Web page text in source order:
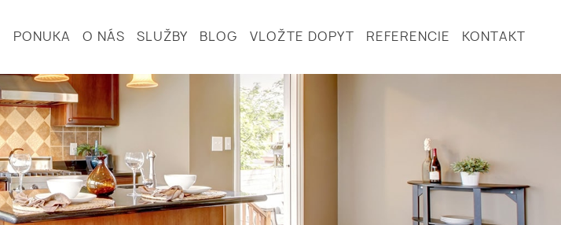
PONUKA O NÁS SLUŽBY BLOG VLOŽTE DOPYT REFERENCIE KONTAKT